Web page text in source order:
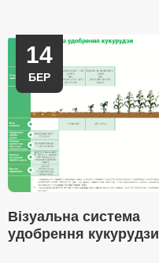
14
БЕР
Візуальна система
удобрення кукурудзи